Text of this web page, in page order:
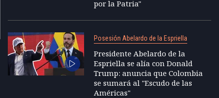
por la Patria"
Posesión Abelardo de la Espriella
Presidente Abelardo de la
Espriella se alía con Donald
Trump: anuncia que Colombia
se sumará al "Escudo de las
Américas"